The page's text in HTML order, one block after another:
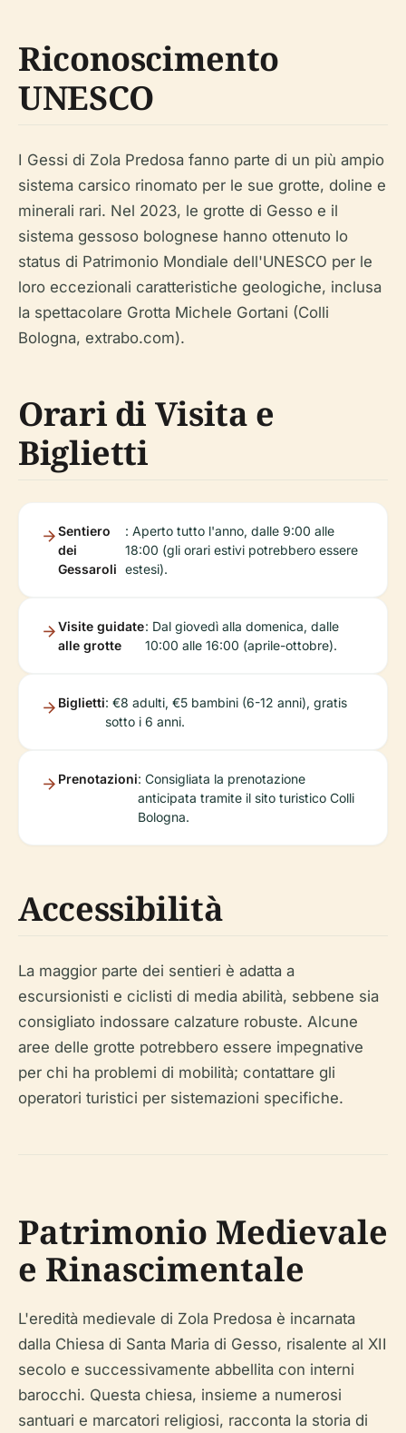
Riconoscimento
UNESCO
I Gessi di Zola Predosa fanno parte di un più ampio
sistema carsico rinomato per le sue grotte, doline e
minerali rari. Nel 2023, le grotte di Gesso e il
sistema gessoso bolognese hanno ottenuto lo
status di Patrimonio Mondiale dell'UNESCO per le
loro eccezionali caratteristiche geologiche, inclusa
la spettacolare Grotta Michele Gortani (Colli
Bologna, extrabo.com).
Orari di Visita e
Biglietti
Sentiero
dei
Gessaroli
: Aperto tutto l'anno, dalle 9:00 alle
18:00 (gli orari estivi potrebbero essere
estesi).
Visite guidate
alle grotte
: Dal giovedì alla domenica, dalle
10:00 alle 16:00 (aprile-ottobre).
Biglietti: €8 adulti, €5 bambini (6-12 anni), gratis
sotto i 6 anni.
Prenotazioni: Consigliata la prenotazione
anticipata tramite il sito turistico Colli
Bologna.
Accessibilità
La maggior parte dei sentieri è adatta a
escursionisti e ciclisti di media abilità, sebbene sia
consigliato indossare calzature robuste. Alcune
aree delle grotte potrebbero essere impegnative
per chi ha problemi di mobilità; contattare gli
operatori turistici per sistemazioni specifiche.
Patrimonio Medievale
e Rinascimentale
L'eredità medievale di Zola Predosa è incarnata
dalla Chiesa di Santa Maria di Gesso, risalente al XII
secolo e successivamente abbellita con interni
barocchi. Questa chiesa, insieme a numerosi
santuari e marcatori religiosi, racconta la storia di